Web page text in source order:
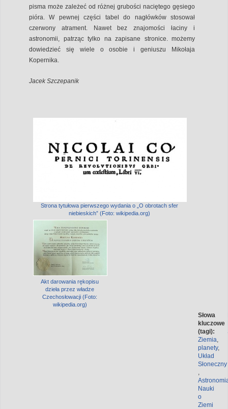
pisma może zależeć od różnej grubości naciętego gęsiego
pióra. W pewnej części tabel do nagłówków stosował
czerwony atrament. Nawet bez znajomości łaciny i
astronomii, patrząc tylko na zapisane stronice. możemy
dowiedzieć się wiele o osobie i geniuszu Mikołaja
Kopernika.
Jacek Szczepanik
Strona tytułowa pierwszego wydania o „O obrotach sfer
niebieskich” (Foto: wikipedia.org)
Akt darowania rękopisu
dzieła przez władze
Czechosłowacji (Foto:
wikipedia.org)
Słowa
kluczowe
(tagi):
Ziemia
planety,
Układ
Słoneczny
Nauki
o
Ziemi